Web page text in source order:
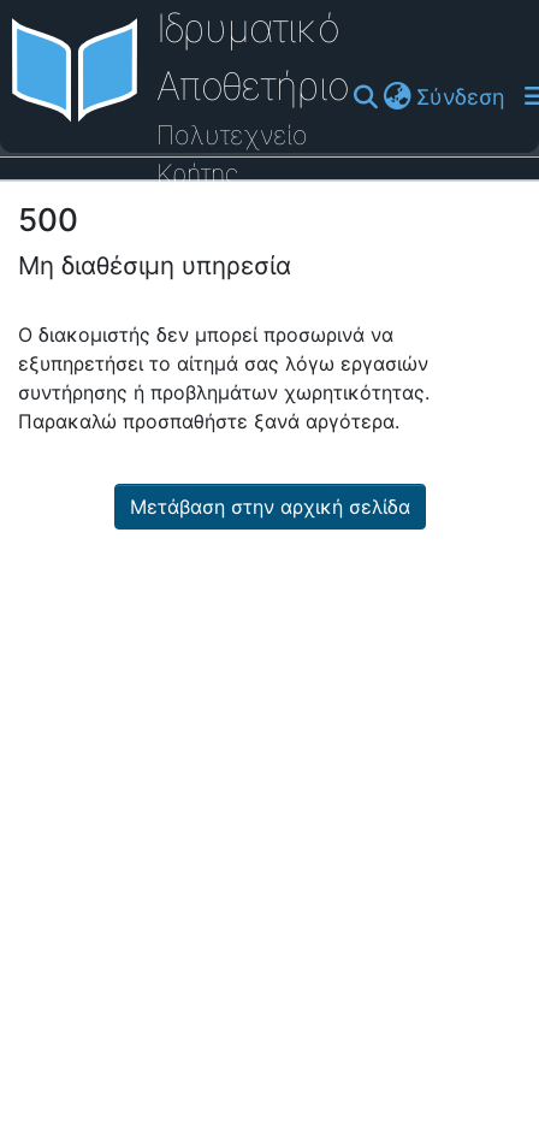
Ιδρυματικό
Αποθετήριο
Πολυτεχνείο
Κρήτης
Σύνδεση
Οδηγός Βοήθειας
500
Μη διαθέσιμη υπηρεσία
Ο διακομιστής δεν μπορεί προσωρινά να
εξυπηρετήσει το αίτημά σας λόγω εργασιών
συντήρησης ή προβλημάτων χωρητικότητας.
Παρακαλώ προσπαθήστε ξανά αργότερα.
Μετάβαση στην αρχική σελίδα